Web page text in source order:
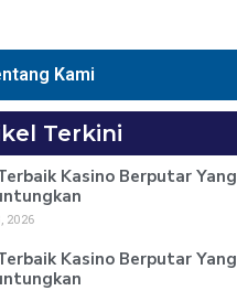
Kami
Terkini
Kasino Berputar Yang
2026
Kasino Berputar Yang